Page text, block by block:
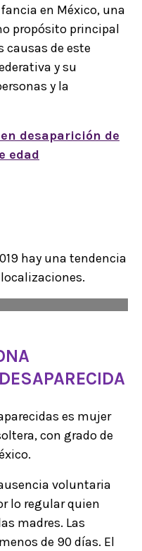
en México, una
propósito principal
causas de este
y su
y la
desaparición de
edad
hay una tendencia
es mujer
con grado de
voluntaria
lo regular quien
madres. Las
de 90 días. El